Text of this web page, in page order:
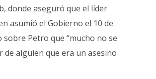
donde aseguró que el líder
asumió el Gobierno el 10 de
sobre Petro que “mucho no se
de alguien que era un asesino